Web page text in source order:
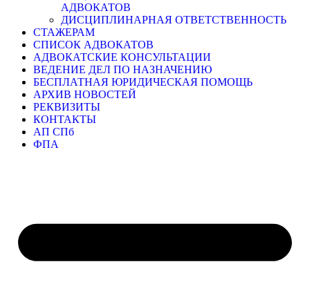
АДВОКАТОВ
ДИСЦИПЛИНАРНАЯ ОТВЕТСТВЕННОСТЬ
СТАЖЕРАМ
СПИСОК АДВОКАТОВ
АДВОКАТСКИЕ КОНСУЛЬТАЦИИ
ВЕДЕНИЕ ДЕЛ ПО НАЗНАЧЕНИЮ
БЕСПЛАТНАЯ ЮРИДИЧЕСКАЯ ПОМОЩЬ
АРХИВ НОВОСТЕЙ
РЕКВИЗИТЫ
КОНТАКТЫ
АП СПб
ФПА